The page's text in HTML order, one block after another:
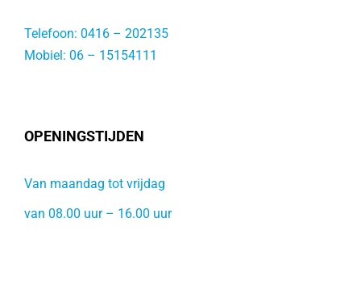
Telefoon: 0416 – 202135
Mobiel: 06 – 15154111
OPENINGSTIJDEN
Van maandag tot vrijdag
van 08.00 uur – 16.00 uur